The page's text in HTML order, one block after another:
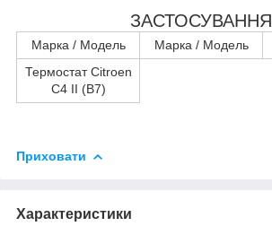
ЗАСТОСУВАННЯ
Марка / Модель Марка / Модель
Термостат Citroen
C4 II (B7)
Приховати
Характеристики